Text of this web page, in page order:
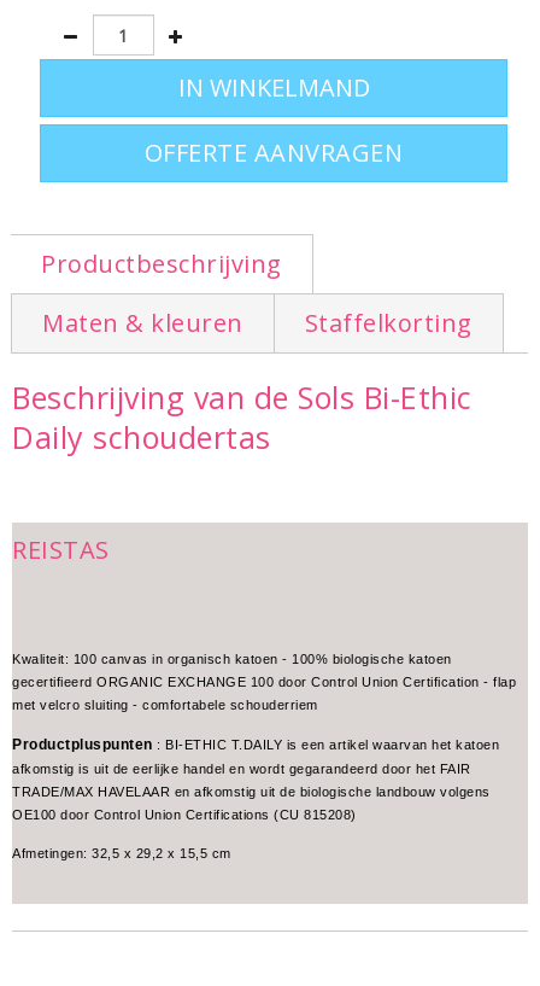
OFFERTE AANVRAGEN
Productbeschrijving
Maten & kleuren
Staffelkorting
Beschrijving van de Sols Bi-Ethic
Daily schoudertas
REISTAS
Kwaliteit: 100 canvas in organisch katoen - 100% biologische katoen
gecertifieerd ORGANIC EXCHANGE 100 door Control Union Certification - flap
met velcro sluiting - comfortabele schouderriem
Productpluspunten : BI-ETHIC T.DAILY is een artikel waarvan het katoen
afkomstig is uit de eerlijke handel en wordt gegarandeerd door het FAIR
TRADE/MAX HAVELAAR en afkomstig uit de biologische landbouw volgens
OE100 door Control Union Certifications (CU 815208)
Afmetingen: 32,5 x 29,2 x 15,5 cm